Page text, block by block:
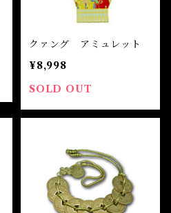
クァング アミュレット
¥8,998
SOLD OUT